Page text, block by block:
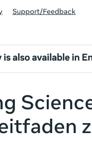
Support/Feedback
is also available in